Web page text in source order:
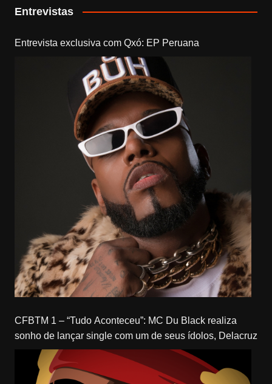
Entrevistas
Entrevista exclusiva com Qxó: EP Peruana
CFBTM 1 – “Tudo Aconteceu”: MC Du Black realiza
sonho de lançar single com um de seus ídolos, Delacruz